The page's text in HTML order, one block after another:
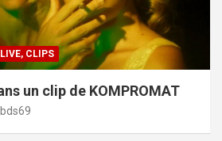
CLIPS
un clip de KOMPROMAT